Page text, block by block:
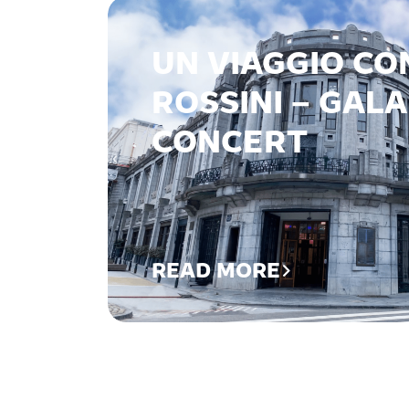
UN VIAGGIO
ROSSINI – GALA
CONCERT
READ MORE